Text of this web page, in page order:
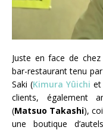
Juste en face de
bar-restaurant tenu
Saki (Kimura Yûichi et
clients, également
(Matsuo Takashi),
une boutique